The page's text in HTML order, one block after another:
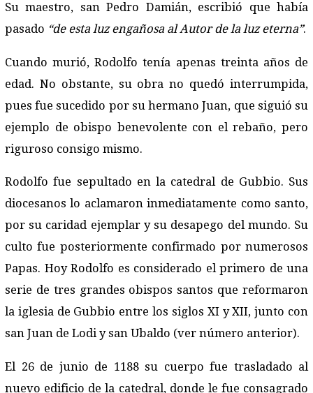
Su maestro, san Pedro Damián, escribió que había
pasado “de esta luz engañosa al Autor de la luz eterna”.
Cuando murió, Rodolfo tenía apenas treinta años de
edad. No obstante, su obra no quedó interrumpida,
pues fue sucedido por su hermano Juan, que siguió su
ejemplo de obispo benevolente con el rebaño, pero
riguroso consigo mismo.
Rodolfo fue sepultado en la catedral de Gubbio. Sus
diocesanos lo aclamaron inmediatamente como santo,
por su caridad ejemplar y su desapego del mundo. Su
culto fue posteriormente confirmado por numerosos
Papas. Hoy Rodolfo es considerado el primero de una
serie de tres grandes obispos santos que reformaron
la iglesia de Gubbio entre los siglos XI y XII, junto con
san Juan de Lodi y san Ubaldo (ver número anterior).
El 26 de junio de 1188 su cuerpo fue trasladado al
nuevo edificio de la catedral, donde le fue consagrado